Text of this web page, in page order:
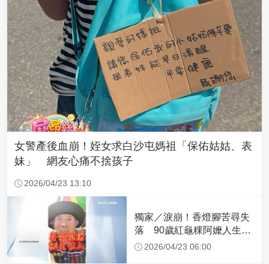
女警產後血崩！姪女求白沙屯媽祖「保佑姑姑、表
妹」 網友心痛不捨孩子
2026/04/23 13:10
獨家／淚崩！香燈腳苦尋失
落 90歲紅龜粿阿嬤人生謝
幕2026/04/23 06:00